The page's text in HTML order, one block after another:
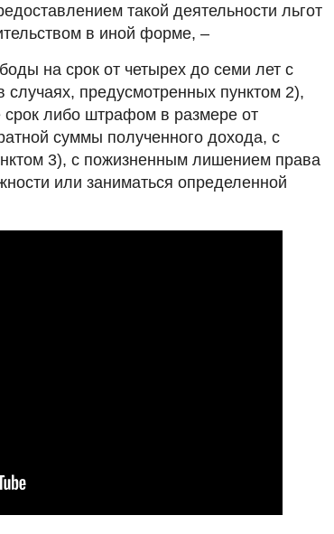
такой деятельности льгот
в иной форме, –
на срок от четырех до семи лет с
предусмотренных пунктом 2),
либо штрафом в размере от
суммы полученного дохода, с
3), с пожизненным лишением права
или заниматься определенной